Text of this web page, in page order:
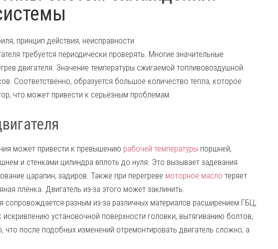
принцип действия, неисправности
требуется периодически проверять. Многие значительные
двигателя. Значение температуры сжигаемой топливовоздушной
Соответственно, образуется большое количество тепла, которое
что может привести к серьёзным проблемам.
может привести к превышению рабочей температуры поршней,
и стенками цилиндра вплоть до нуля. Это вызывает задевания
царапин, задиров. Также при перегреве моторное масло теряет
плёнка. Двигатель из-за этого может заклинить.
сопровождается разным из-за различных материалов расширением ГБЦ,
установочной поверхности головки, вытягиванию болтов,
после подобных изменений отремонтировать двигатель сложно, а